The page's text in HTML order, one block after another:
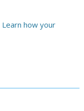
Learn how your